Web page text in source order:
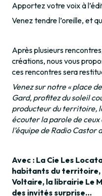
Apportez votre voix à
Venez tendre l’oreille, et
Après plusieurs
créations, nous vous
ces rencontres sera
Venez sur notre « place
Gard, profitez du soleil
producteur du territoire,
écouter la parole de
l’équipe de Radio Castor
Avec : La Cie Les
habitants du territoire,
Voltaire, la librairie Le
des invités surprise…